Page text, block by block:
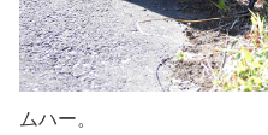
ムハー。